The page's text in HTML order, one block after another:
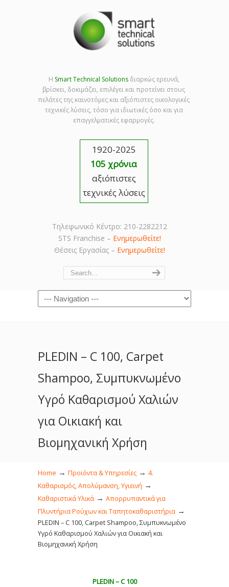
Η Smart Technical Solutionsδιαρκώς ερευνά,
βρίσκει, δοκιμάζει, επιλέγει και προτείνει στους
πελάτες της καινοτόμες και αξιόπιστες οικολογικές
τεχνικές λύσεις, τόσο για ιδιωτικές όσο και για
επαγγελματικές εφαρμογές.
1920-2025
105 χρόνια
αξιόπιστες
τεχνικές λύσεις
Τηλεφωνικό Κέντρο: 210-2282212
STS Franchise – Ενημερωθείτε!
Θέσεις Εργασίας – Ενημερωθείτε!
Navigation
PLEDIN – C 100, Carpet
Shampoo, Συμπυκνωμένο
Υγρό Καθαρισμού Χαλιών
για Οικιακή και
Βιομηχανική Χρήση
Home → Προϊόντα & Υπηρεσίες → 4.
Καθαρισμός, Απολύμανση, Υγιεινή →
Καθαριστικά Υλικά → Απορρυπαντικά για
Πλυντήρια Ρούχων και Ταπητοκαθαριστήρια →
PLEDIN – C 100, Carpet Shampoo, Συμπυκνωμένο
Υγρό Καθαρισμού Χαλιών για Οικιακή και
Βιομηχανική Χρήση
PLEDIN – C 100